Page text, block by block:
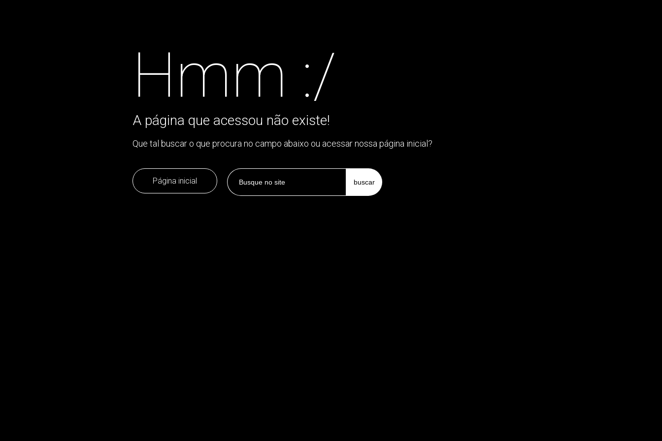
Hmm :/
A página que acessou não existe!
Que tal buscar o que procura no campo abaixo ou acessar nossa página inicial?
Página inicial